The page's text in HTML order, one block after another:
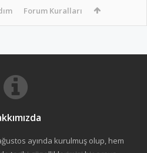
Forum Kuralları
ağustos ayında kurulmuş olup, hem